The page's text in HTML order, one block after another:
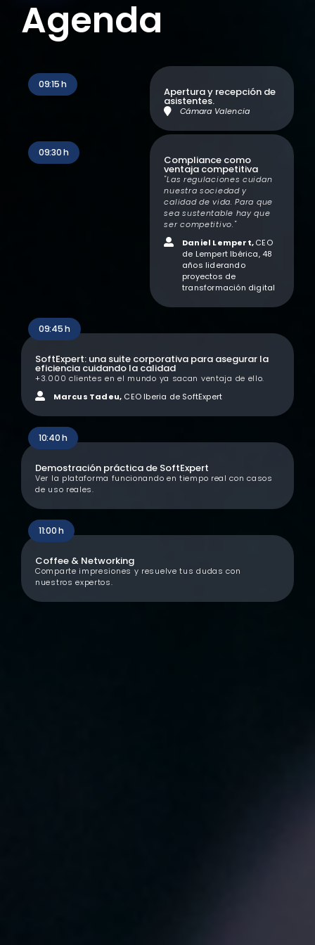
Agenda
09:15 h
Apertura y recepción de
asistentes.
Cámara Valencia
09:30 h
Compliance como
ventaja competitiva
"Las regulaciones cuidan
nuestra sociedad y
calidad de vida. Para que
sea sustentable hay que
ser competitivo."
Daniel Lempert,CEO
de Lempert Ibérica, 48
años liderando
proyectos de
transformación digital
09:45 h
SoftExpert: una suite corporativa para asegurar la
eficiencia cuidando la calidad
+3.000 clientes en el mundo ya sacan ventaja de ello.
Marcus Tadeu, CEO Iberia de SoftExpert
10:40 h
Demostración práctica de SoftExpert
Ver la plataforma funcionando en tiempo real con casos
de uso reales.
11:00 h
Coffee & Networking
Comparte impresiones y resuelve tus dudas con
nuestros expertos.